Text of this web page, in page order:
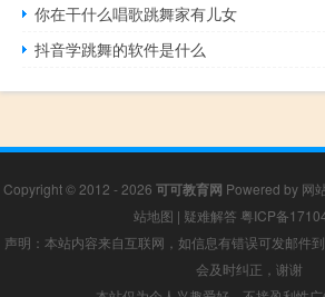
你在干什么唱歌跳舞家有儿女
抖音学跳舞的软件是什么
Copyright © 2012 - 2026 可可教育网 Powered by 网
站地图 | 疑难解答 粤ICP备
声明：本站内容来自互联网，如信息有错误可发邮件
会及时纠正，谢谢